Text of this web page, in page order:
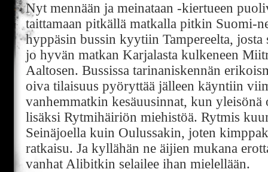
Nyt mennään ja meinataan -kiertueen
taittamaan pitkällä matkalla pitkin Suomi-
hyppäsin bussin kyytiin Tampereelta, josta
jo hyvän matkan Karjalasta kulkeneen
Aaltosen. Bussissa tarinaniskennän
oiva tilaisuus pyöryttää jälleen käyntiin
vanhemmatkin kesäuusinnat, kun
lisäksi Rytmihäiriön miehistöä. Rytmis
Seinäjoella kuin Oulussakin, joten
ratkaisu. Ja kyllähän ne äijien mukana
vanhat Alibitkin selailee ihan mielellään.